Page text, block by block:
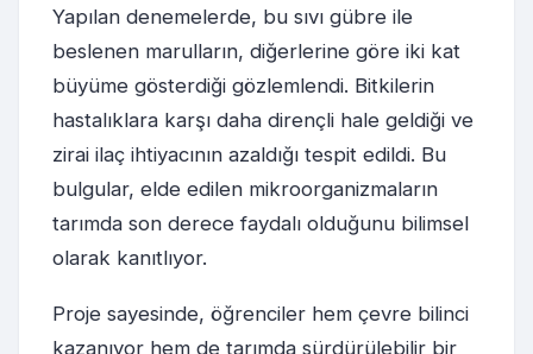
Yapılan denemelerde, bu sıvı gübre ile
beslenen marulların, diğerlerine göre iki kat
büyüme gösterdiği gözlemlendi. Bitkilerin
hastalıklara karşı daha dirençli hale geldiği ve
zirai ilaç ihtiyacının azaldığı tespit edildi. Bu
bulgular, elde edilen mikroorganizmaların
tarımda son derece faydalı olduğunu bilimsel
olarak kanıtlıyor.
Proje sayesinde, öğrenciler hem çevre bilinci
kazanıyor hem de tarımda sürdürülebilir bir